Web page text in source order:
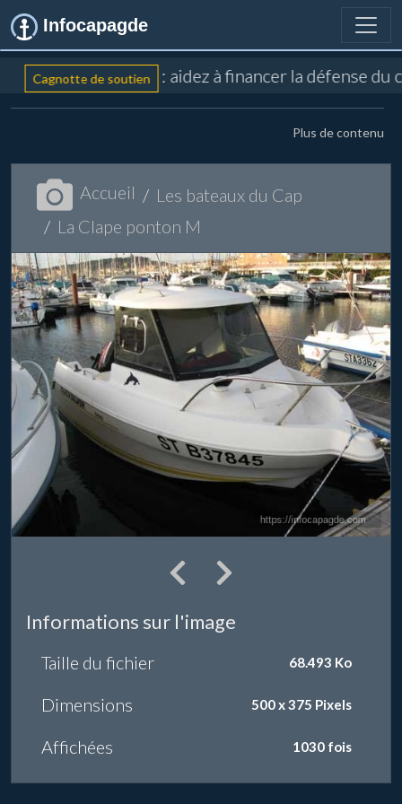
Infocapagde
Cagnotte de soutien : aidez à financer la défense
Plus de contenu
Accueil
Les bateaux du Cap
La Clape ponton M
Informations sur l'image
Taille du fichier 68.493 Ko
Dimensions 500 x 375 Pixels
Affichées 1030 fois